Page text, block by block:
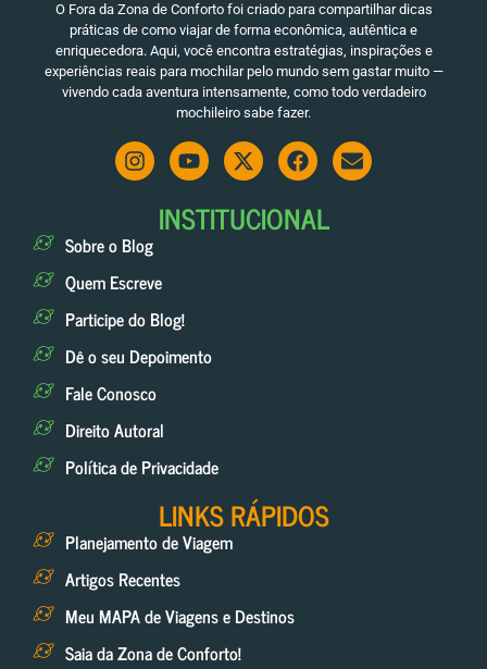
O Fora da Zona de Conforto foi criado para compartilhar dicas
práticas de como viajar de forma econômica, autêntica e
enriquecedora. Aqui, você encontra estratégias, inspirações e
experiências reais para mochilar pelo mundo sem gastar muito —
vivendo cada aventura intensamente, como todo verdadeiro
mochileiro sabe fazer.
INSTITUCIONAL
Sobre o Blog
Quem Escreve
Participe do Blog!
Dê o seu Depoimento
Fale Conosco
Direito Autoral
Política de Privacidade
LINKS RÁPIDOS
Planejamento de Viagem
Artigos Recentes
Meu MAPA de Viagens e Destinos
Saia da Zona de Conforto!